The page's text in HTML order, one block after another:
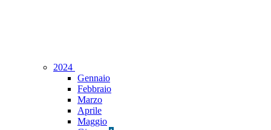
2024
Gennaio
Febbraio
Marzo
Aprile
Maggio